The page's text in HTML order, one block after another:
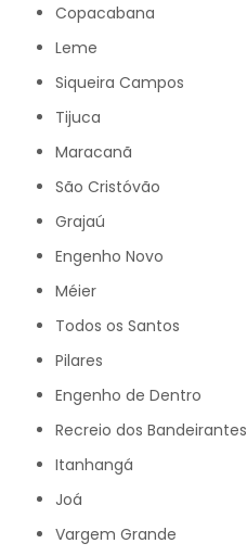
Copacabana
Leme
Siqueira Campos
Tijuca
Maracanã
São Cristóvão
Grajaú
Engenho Novo
Méier
Todos os Santos
Pilares
Engenho de Dentro
Recreio dos Bandeirantes
Itanhangá
Joá
Vargem Grande